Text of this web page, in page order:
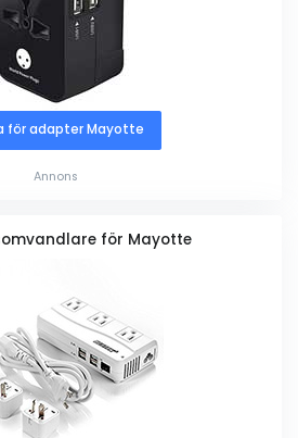
för adapter Mayotte
Annons
för Mayotte